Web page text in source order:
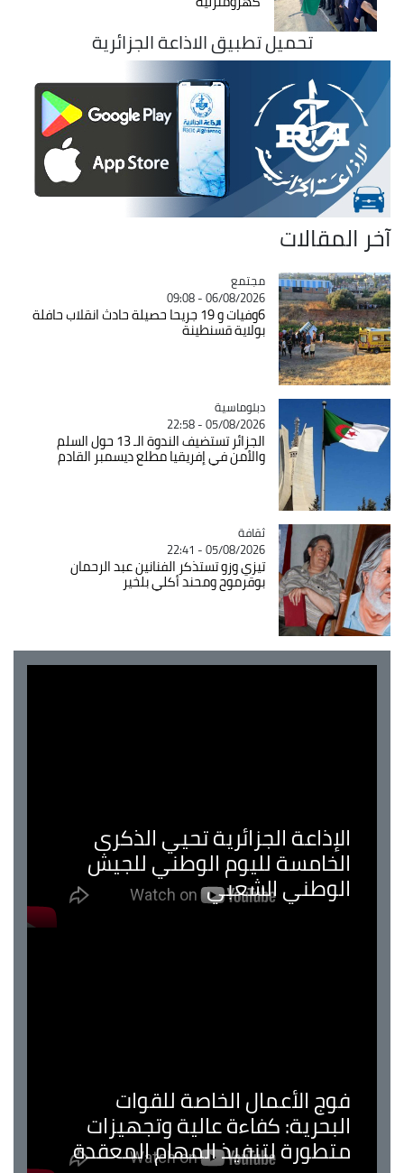
تحميل تطبيق الاذاعة الجزائرية
آخر المقالات
Catégorie
مجتمع
06/08/2026 - 09:08
6وفيات و 19 جريحا حصيلة حادث انقلاب حافلة
بولاية قسنطينة
Catégorie
دبلوماسية
05/08/2026 - 22:58
الجزائر تستضيف الندوة الـ 13 حول السلم
والأمن في إفريقيا مطلع ديسمبر القادم
Catégorie
ثقافة
05/08/2026 - 22:41
تيزي وزو تستذكر الفنانين عبد الرحمان
بوقرموح ومحند أكلي بلخير
الإذاعة الجزائرية تحيي الذكرى
الخامسة لليوم الوطني للجيش
الوطني الشعبي
فوج الأعمال الخاصة للقوات
البحرية: كفاءة عالية وتجهيزات
متطورة لتنفيذ المهام المعقدة